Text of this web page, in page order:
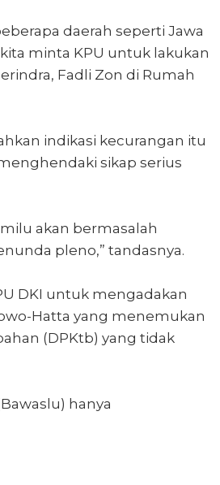
daerah seperti Jawa
minta KPU untuk lakukan
Fadli Zon di Rumah
indikasi kecurangan itu
sikap serius
akan bermasalah
pleno,” tandasnya.
DKI untuk mengadakan
Hatta yang menemukan
(DPKtb) yang tidak
hanya